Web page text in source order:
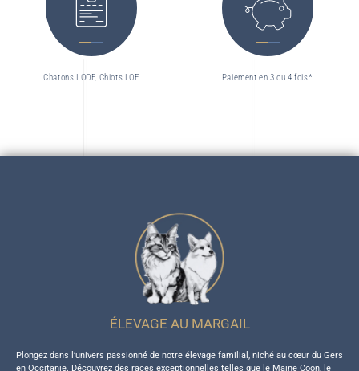
Chatons LOOF, Chiots LOF Paiement en 3 ou 4 fois*
ÉLEVAGE AU MARGAIL
Plongez dans l’univers passionné de notre élevage familial, niché au cœur du Gers
en Occitanie. Découvrez des races exceptionnelles telles que le Maine Coon, le